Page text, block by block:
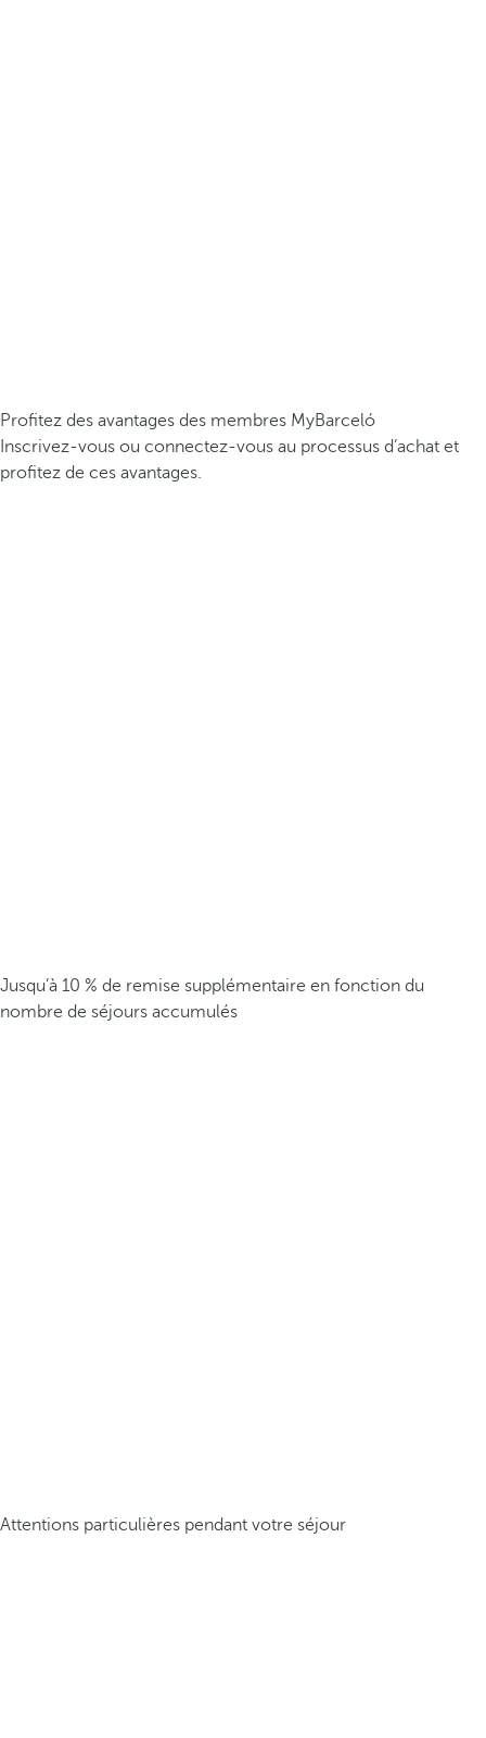
Profitez des avantages des membres MyBarceló
Inscrivez-vous ou connectez-vous au processus d’achat et
profitez de ces avantages.
Jusqu’à 10 % de remise supplémentaire en fonction du
nombre de séjours accumulés
Attentions particulières pendant votre séjour